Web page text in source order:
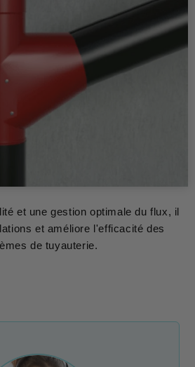
et une gestion optimale du flux, il
et améliore l'efficacité des
de tuyauterie.